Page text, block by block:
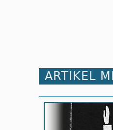
ARTIKEL